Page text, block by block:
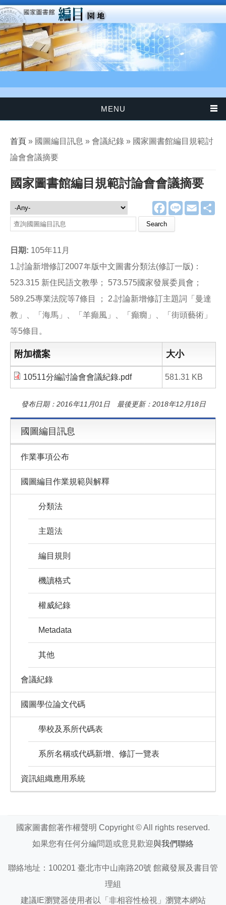
移至主內容
MENU
您在這裡
首頁 » 國圖編目訊息 » 會議紀錄 » 國家圖書館編目規範討
論會會議摘要
國家圖書館編目規範討論會會議摘要
F
a
e
k
L
E
m
國圖編目訊息
Search this site
日期: 105年11月
1.討論新增修訂2007年版中文圖書分類法(修訂一版)：
523.315 新住民語文教學； 573.575國家發展委員會；
589.25專業法院等7條目 ； 2.討論新增修訂主題詞「曼達
教」、「海馬」、「羊癲風」、「癲癇」、「街頭藝術」
等5條目。
附加檔案 大小
10511分編討論會會議紀錄.pdf 581.31 KB
發布日期：2016年11月01日 最後更新：2018年12月18日
國圖編目訊息
作業事項公布
國圖編目作業規範與解釋
分類法
主題法
編目規則
機讀格式
權威紀錄
Metadata
其他
會議紀錄
國圖學位論文代碼
學校及系所代碼表
系所名稱或代碼新增、修訂一覽表
資訊組織應用系統
國家圖書館著作權聲明 Copyright © All rights reserved.
如果您有任何分編問題或意見歡迎與我們聯絡
聯絡地址：100201 臺北市中山南路20號 館藏發展及書目管
理組
建議IE瀏覽器使用者以「非相容性檢視」瀏覽本網站